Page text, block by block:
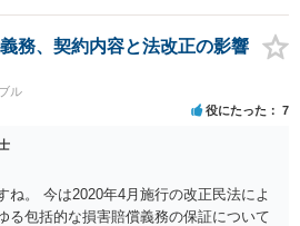
いるようですが、弁護士として提出の実
もあると思いますので、そのあたりも含
るためによく打ち合わせた方がよいと思
とで書面提出をしないということであ
係を修了した上で、貴方のほうで書面提
がよいでしょう。
務、契約内容と法改正の影響
ル
役にたった 7
ね。 今は2020年4月施行の改正民法によ
る包括的な損害賠償義務の保証について